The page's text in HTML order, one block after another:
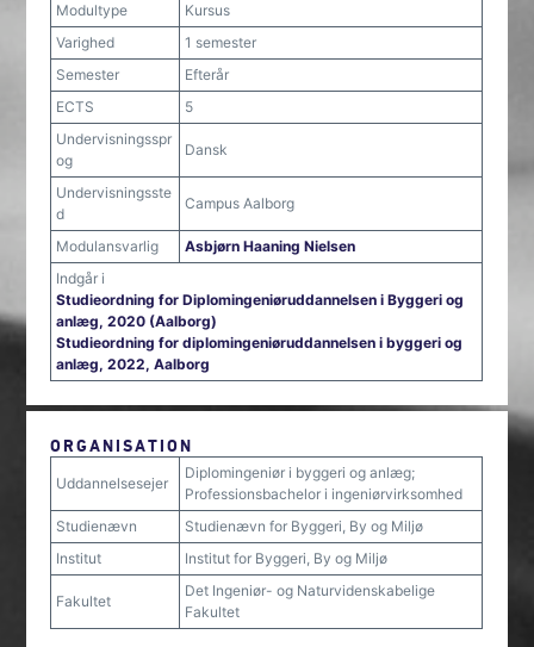
Modultype
Kursus
Varighed
1 semester
Semester
Efterår
ECTS
5
Undervisningsspr
og
Dansk
Undervisningsste
d
Campus Aalborg
Modulansvarlig
Asbjørn Haaning Nielsen
Indgår i
Studieordning for Diplomingeniøruddannelsen i Byggeri og
anlæg, 2020 (Aalborg)
Studieordning for diplomingeniøruddannelsen i byggeri og
anlæg, 2022, Aalborg
ORGANISATION
Uddannelsesejer
Diplomingeniør i byggeri og anlæg;
Professionsbachelor i ingeniørvirksomhed
Studienævn
Studienævn for Byggeri, By og Miljø
Institut
Institut for Byggeri, By og Miljø
Fakultet
Det Ingeniør- og Naturvidenskabelige
Fakultet